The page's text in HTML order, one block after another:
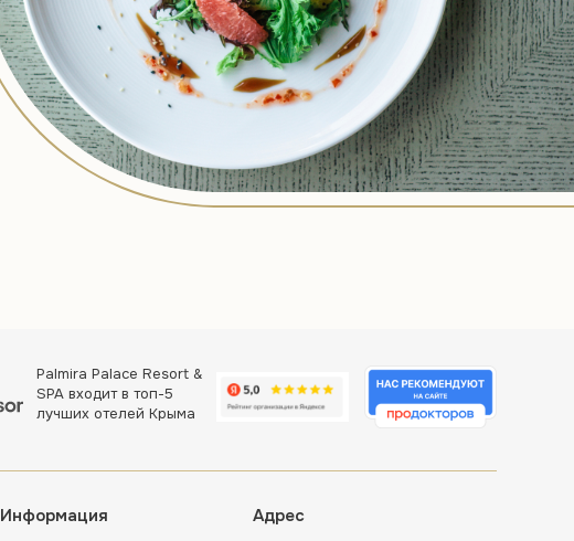
Palmira Palace Resort &
SPA входит в топ-5
лучших отелей Крыма
Информация Адрес